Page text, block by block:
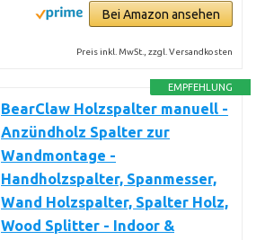
Bei Amazon ansehen
Preis inkl. MwSt., zzgl. Versandkosten
EMPFEHLUNG
BearClaw Holzspalter manuell -
Anzündholz Spalter zur
Wandmontage -
Handholzspalter, Spanmesser,
Wand Holzspalter, Spalter Holz,
Wood Splitter - Indoor &